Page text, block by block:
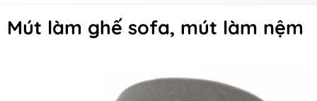
Mút làm ghế sofa, mút làm nệm